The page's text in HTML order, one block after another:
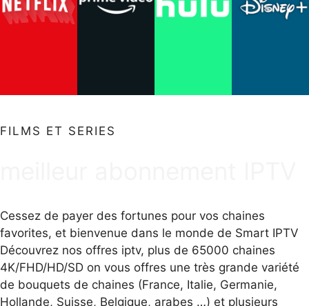
FILMS ET SERIES
Cessez de payer des fortunes pour vos chaines
favorites, et bienvenue dans le monde de Smart IPTV
Découvrez nos offres iptv, plus de 65000 chaines
4K/FHD/HD/SD on vous offres une très grande variété
de bouquets de chaines (France, Italie, Germanie,
Hollande, Suisse, Belgique, arabes …) et plusieurs